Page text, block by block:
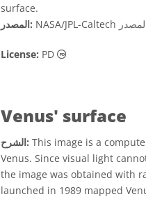
surface.
المصدر: NASA/JPL-Caltech
License: PD العامة أيقونات
Venus' surface
الشرح: This image is a
Venus. Since visual light
the image was obtained with
launched in 1989 mapped